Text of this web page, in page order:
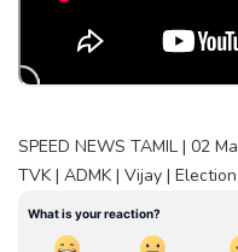
SPEED NEWS TAMIL | 02
TVK | ADMK | Vijay |